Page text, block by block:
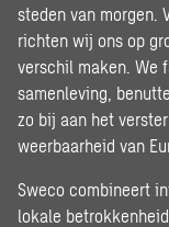
steden van morgen.
richten wij ons op
verschil maken. We
samenleving,
zo bij aan het
weerbaarheid van
Sweco combineert
lokale